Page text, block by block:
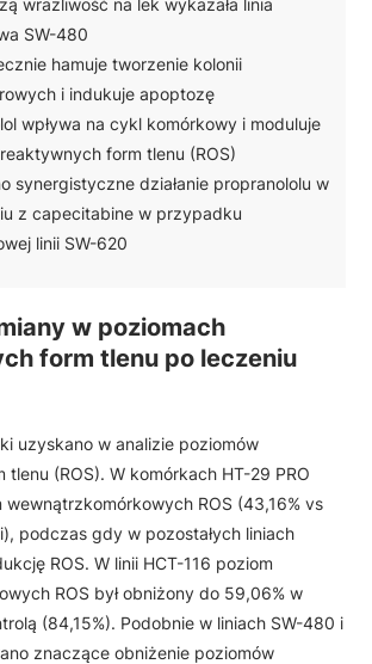
wrażliwość na lek wykazała linia
SW-480
hamuje tworzenie kolonii
i indukuje apoptozę
wpływa na cykl komórkowy i moduluje
form tlenu (ROS)
synergistyczne działanie propranololu w
z capecitabine w przypadku
linii SW-620
w poziomach
form tlenu po leczeniu
uzyskano w analizie poziomów
(ROS). W komórkach HT-29 PRO
wewnątrzkomórkowych ROS (43,16% vs
podczas gdy w pozostałych liniach
ROS. W linii HCT-116 poziom
ROS był obniżony do 59,06% w
(84,15%). Podobnie w liniach SW-480 i
znaczące obniżenie poziomów